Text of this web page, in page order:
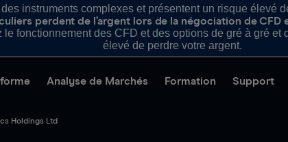
instruments complexes et présentent un risque élevé
perdent de l’argent lors de la négociation de
fonctionnement des CFD et des options de gré à gré
élevé de perdre votre argent.
Analyse de Marchés Formation Support
Holdings Ltd